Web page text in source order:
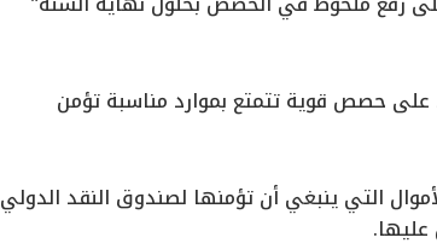
حصص قوية تتمتع بموارد مناسبة تؤمن
التي ينبغي أن تؤمنها لصندوق النقد الدولي